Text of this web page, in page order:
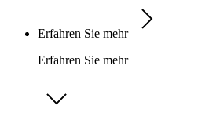
Erfahren Sie mehr
Erfahren Sie mehr